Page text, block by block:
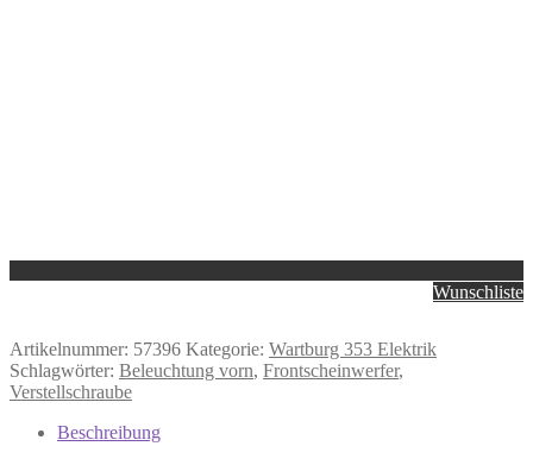
Wunschliste
Artikelnummer: 57396 Kategorie: Wartburg 353 Elektrik
Schlagwörter: Beleuchtung vorn, Frontscheinwerfer,
Verstellschraube
Beschreibung